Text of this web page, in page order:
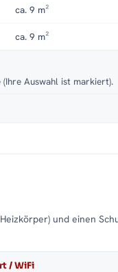
ca. 9 m²
ca. 9 m²
(Ihre Auswahl ist markiert).
und einen
/ WiFi